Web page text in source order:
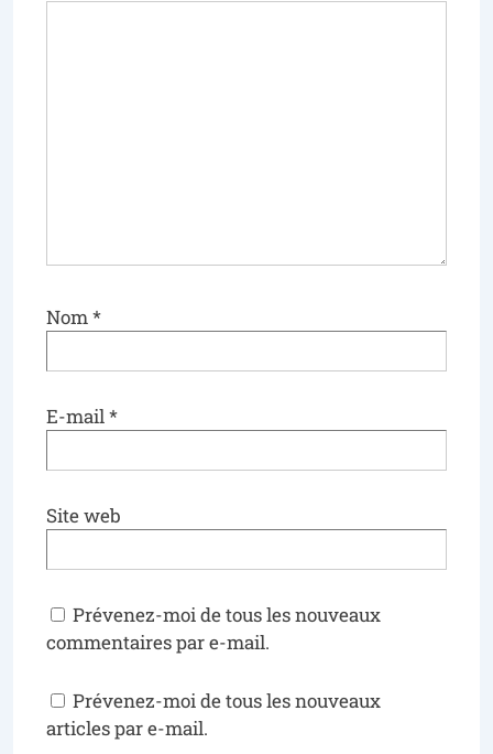
Nom*
E-mail*
Site web
Prévenez-moi de tous les nouveaux
commentaires par e-mail.
Prévenez-moi de tous les nouveaux
articles par e-mail.